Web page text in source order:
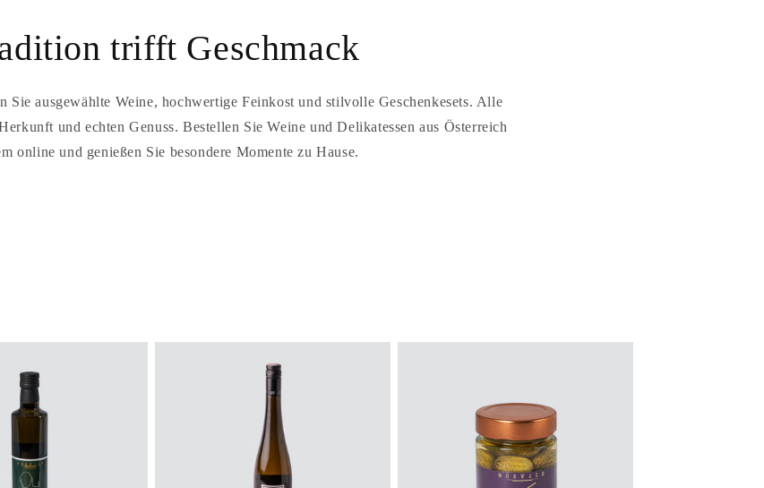
trifft Geschmack
Sie ausgewählte Weine, hochwertige Feinkost und stilvolle Geschenkesets. Alle
und echten Genuss. Bestellen Sie Weine und Delikatessen aus Österreich
online und genießen Sie besondere Momente zu Hause.